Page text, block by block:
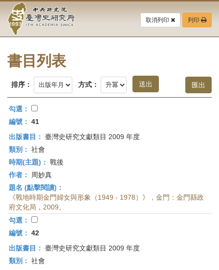
要
中
央
研
究
院-
臺
灣
史
研
究
所-
首
頁
取消列印 列印
書目列表
排序： 方式：
勾選：
編號： 41
出版書目： 臺灣史研究文獻類目 2009 年度
類別： 社會
時期(主題)： 戰後
作者：
周妙真
題名 (點擊閱讀)：
《戰地時期金門婦女與形象（1949 - 1978）》，金門：金門縣政
府文化局，2009。
勾選：
編號： 42
出版書目： 臺灣史研究文獻類目 2009 年度
類別： 社會